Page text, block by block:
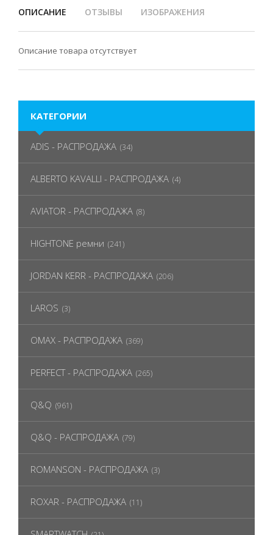
ОПИСАНИЕ ОТЗЫВЫ ИЗОБРАЖЕНИЯ
Описание товара отсутствует
КАТЕГОРИИ
ADIS - РАСПРОДАЖА (34)
ALBERTO KAVALLI - РАСПРОДАЖА (4)
AVIATOR - РАСПРОДАЖА (8)
HIGHTONE ремни (241)
JORDAN KERR - РАСПРОДАЖА (206)
LAROS (3)
OMAX - РАСПРОДАЖА (369)
PERFECT - РАСПРОДАЖА (265)
Q&Q (961)
Q&Q - РАСПРОДАЖА (79)
ROMANSON - РАСПРОДАЖА (3)
ROXAR - РАСПРОДАЖА (11)